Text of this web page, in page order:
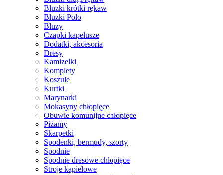
Bluzki krótki rękaw
Bluzki Polo
Bluzy
Czapki kapelusze
Dodatki, akcesoria
Dresy
Kamizelki
Komplety
Koszule
Kurtki
Marynarki
Mokasyny chłopięce
Obuwie komunijne chłopięce
Piżamy
Skarpetki
Spodenki, bermudy, szorty
Spodnie
Spodnie dresowe chłopięce
Stroje kąpielowe